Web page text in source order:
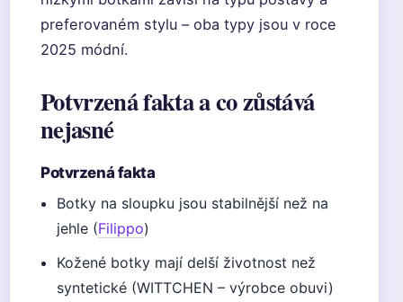
preferovaném stylu – oba typy jsou v roce
2025 módní.
Potvrzená fakta a co zůstává
nejasné
Potvrzená fakta
Botky na sloupku jsou stabilnější než na
jehle (Filippo)
Kožené botky mají delší životnost než
syntetické (WITTCHEN – výrobce obuvi)